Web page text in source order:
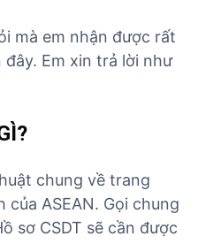
mà em nhận được rất
Em xin trả lời như
chung về trang
ASEAN. Gọi chung
sơ CSDT sẽ cần được